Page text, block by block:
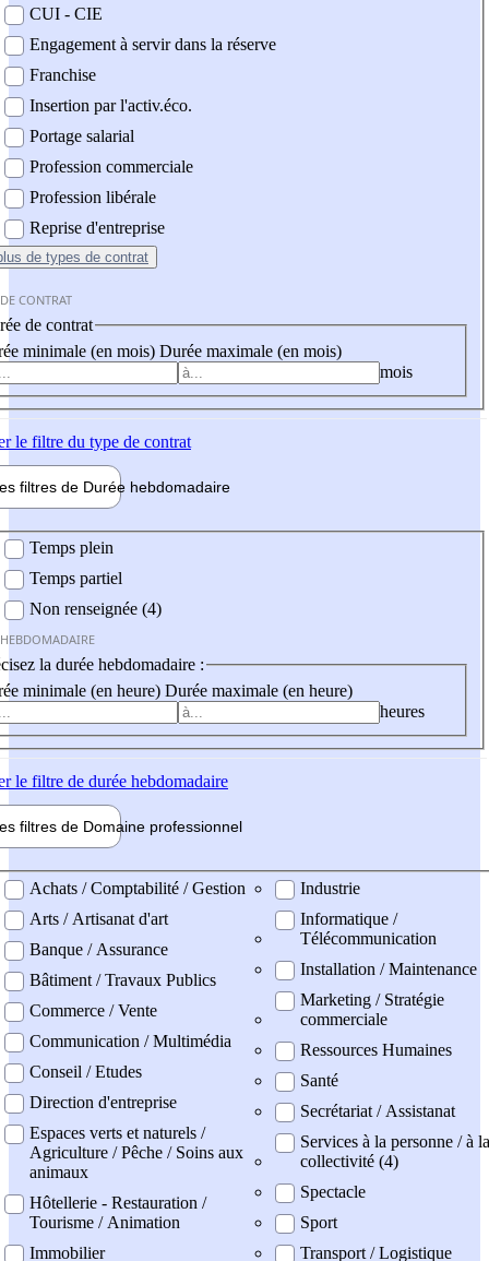
CUI - CIE
Engagement à servir dans la réserve
Franchise
Insertion par l'activ.éco.
Portage salarial
Profession commerciale
Profession libérale
Reprise d'entreprise
de types de contrat
CONTRAT
de contrat
minimale (en mois) Durée maximale (en mois)
mois
le filtre du type de contrat
filtres de Durée hebdomadaire
Temps plein
Temps partiel
Non renseignée (4)
la durée hebdomadaire :
minimale (en heure) Durée maximale (en heure)
heures
le filtre de durée hebdomadaire
filtres de Domaine professionnel
professionel
Achats / Comptabilité / Gestion
Arts / Artisanat d'art
Banque / Assurance
Bâtiment / Travaux Publics
Commerce / Vente
Communication / Multimédia
Conseil / Etudes
Direction d'entreprise
Espaces verts et naturels /
Agriculture / Pêche / Soins aux
animaux
Hôtellerie - Restauration /
Tourisme / Animation
Immobilier
Industrie
Informatique /
Télécommunication
Installation / Maintenance
Marketing / Stratégie
commerciale
Ressources Humaines
Santé
Secrétariat / Assistanat
Services à la personne / à la
collectivité (4)
Spectacle
Sport
Transport / Logistique